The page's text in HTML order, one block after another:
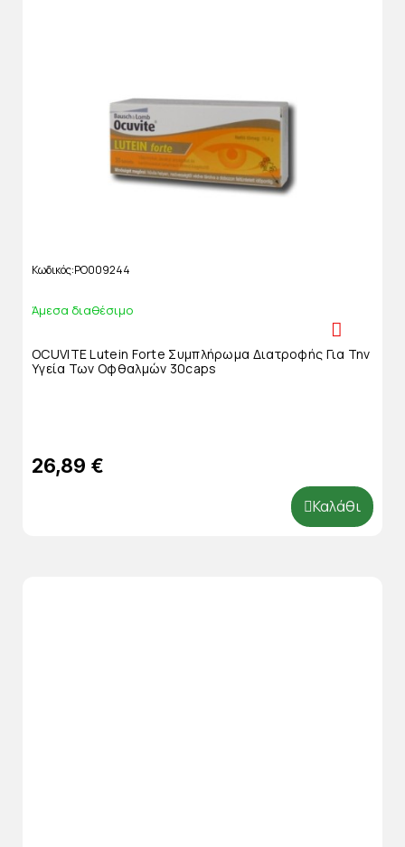
Κωδικός PO009244
Άμεσα διαθέσιμο
OCUVITE Lutein Forte Συμπλήρωμα Διατροφής Για Την
Υγεία Των Οφθαλμών 30caps
26,89 €
Καλάθι